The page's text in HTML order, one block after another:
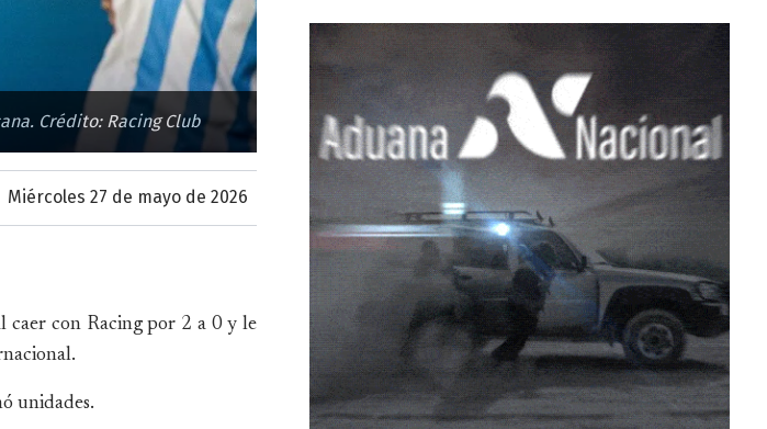
Crédito: Racing Club
miércoles 27 de mayo de 2026
caer con Racing por 2 a 0 y le
unidades.